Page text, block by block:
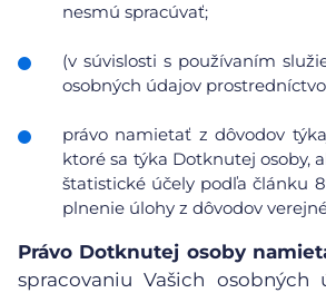
nesmú spracúvať;
(v súvislosti s používaním
osobných údajov
právo namietať z dôvodov
ktoré sa týka Dotknutej osoby,
štatistické účely podľa článku
plnenie úlohy z dôvodov
Právo Dotknutej osoby
spracovaniu Vašich